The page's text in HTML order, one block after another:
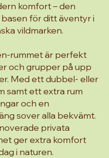
komfort – den
för ditt äventyr i
vildmarken.
rummet är perfekt
och grupper på upp
Med ett dubbel- eller
samt ett extra rum
och en
sover alla bekvämt.
privata
ger extra komfort
i naturen.